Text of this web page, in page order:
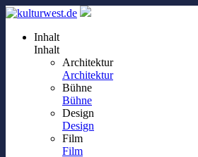
Inhalt
Inhalt
Architektur
Architektur
Bühne
Bühne
Design
Design
Film
Film